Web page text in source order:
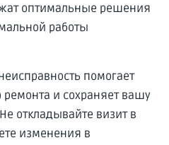
оптимальные решения
работы
помогает
ремонта и сохраняет вашу
откладывайте визит в
изменения в